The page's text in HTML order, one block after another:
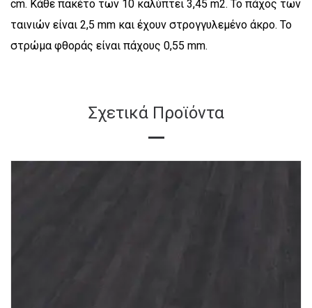
cm. Κάθε πακέτο των 10 καλύπτει 3,45 m2. Το πάχος των
ταινιών είναι 2,5 mm και έχουν στρογγυλεμένο άκρο. Το
στρώμα φθοράς είναι πάχους 0,55 mm.
Σχετικά Προϊόντα